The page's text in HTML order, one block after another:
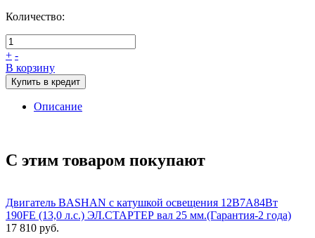
Количество:
+ -
В корзину
Купить в кредит
Описание
С этим товаром покупают
Двигатель BASHAN с катушкой освещения 12В7А84Вт
190FE (13,0 л.с.) ЭЛ.СТАРТЕР вал 25 мм.(Гарантия-2 года)
17 810 руб.